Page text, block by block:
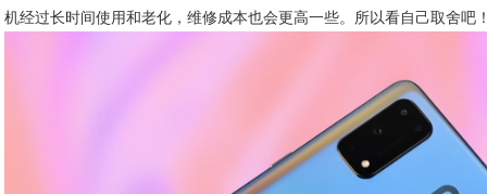
机经过长时间使用和老化，维修成本也会更高一些。所以看自己取舍